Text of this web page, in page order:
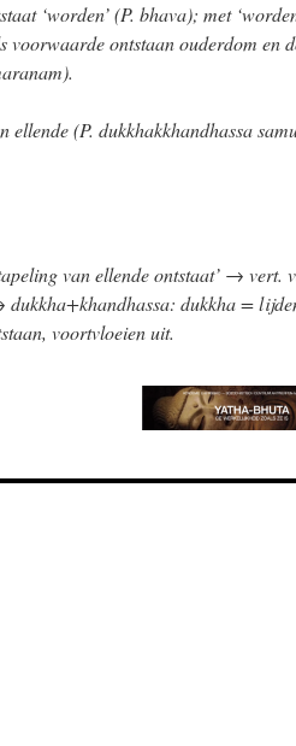
‘worden’ (P. bhava); met
voorwaarde ontstaan ouderdom en
(P. dukkhakkhandhassa
van ellende ontstaat’ → vert.
dukkha+khandhassa: dukkha =
voortvloeien uit.